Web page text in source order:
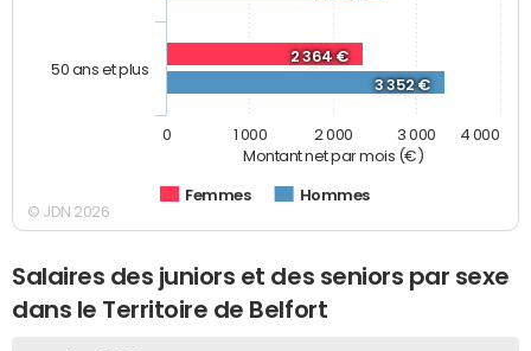
Montant net par mois (€)
2 364 €
3 352 €
Femmes Hommes
50 ans et plus
0 1 000 2 000 3 000 4 000
© JDN 2026
Salaires des juniors et des seniors par sexe
dans le Territoire de Belfort